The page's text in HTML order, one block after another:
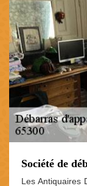
Société de
Les Antiquaires